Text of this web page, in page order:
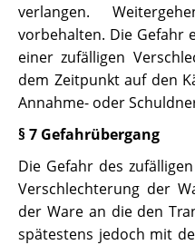
verlangen.
vorbehalten. Die Gefahr
einer zufälligen
dem Zeitpunkt auf den
Annahme- oder
§ 7 Gefahrübergang
Die Gefahr des
Verschlechterung der
der Ware an die den
spätestens jedoch mit